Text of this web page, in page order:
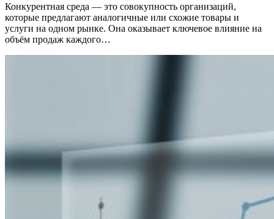
Конкурентная среда — это совокупность организаций,
которые предлагают аналогичные или схожие товары и
услуги на одном рынке. Она оказывает ключевое влияние на
объём продаж каждого…